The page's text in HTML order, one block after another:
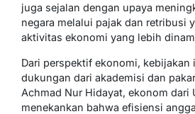
juga sejalan dengan upaya
negara melalui pajak dan retribusi
aktivitas ekonomi yang lebih
Dari perspektif ekonomi, kebijakan
dukungan dari akademisi dan
Achmad Nur Hidayat, ekonom dari
menekankan bahwa efisiensi